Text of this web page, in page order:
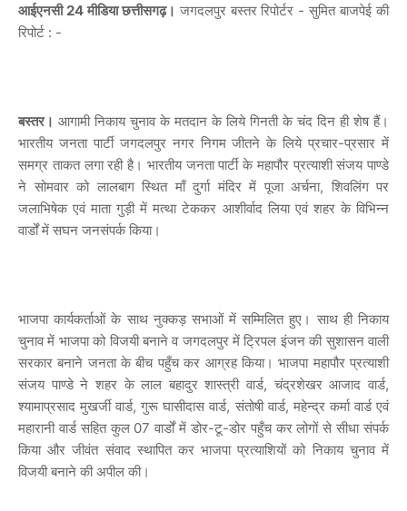
आईएनसी 24 मीडिया छत्तीसगढ़। जगदलपुर बस्तर रिपोर्टर - सुमित बाजपेई की
रिपोर्ट : -
बस्तर। आगामी निकाय चुनाव के मतदान के लिये गिनती के चंद दिन ही शेष हैं।
भारतीय जनता पार्टी जगदलपुर नगर निगम जीतने के लिये प्रचार-प्रसार में
समग्र ताकत लगा रही है। भारतीय जनता पार्टी के महापौर प्रत्याशी संजय पाण्डे
ने सोमवार को लालबाग स्थित माँ दुर्गा मंदिर में पूजा अर्चना, शिवलिंग पर
जलाभिषेक एवं माता गुड़ी में मत्था टेककर आशीर्वाद लिया एवं शहर के विभिन्न
वार्डों में सघन जनसंपर्क किया।
भाजपा कार्यकर्ताओं के साथ नुक्कड़ सभाओं में सम्मिलित हुए। साथ ही निकाय
चुनाव में भाजपा को विजयी बनाने व जगदलपुर में ट्रिपल इंजन की सुशासन वाली
सरकार बनाने जनता के बीच पहुँच कर आग्रह किया। भाजपा महापौर प्रत्याशी
संजय पाण्डे ने शहर के लाल बहादुर शास्त्री वार्ड, चंद्रशेखर आजाद वार्ड,
श्यामाप्रसाद मुखर्जी वार्ड, गुरू घासीदास वार्ड, संतोषी वार्ड, महेन्द्र कर्मा वार्ड एवं
महारानी वार्ड सहित कुल 07 वार्डों में डोर-टू-डोर पहुँच कर लोगों से सीधा संपर्क
किया और जीवंत संवाद स्थापित कर भाजपा प्रत्याशियों को निकाय चुनाव में
विजयी बनाने की अपील की।